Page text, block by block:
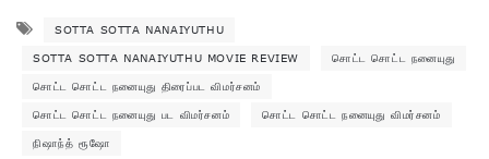
SOTTA SOTTA NANAIYUTHU
SOTTA SOTTA NANAIYUTHU MOVIE REVIEW சொட்ட சொட்ட நனையுது
சொட்ட சொட்ட நனையுது திரைப்பட விமர்சனம்
சொட்ட சொட்ட நனையுது பட விமர்சனம் சொட்ட சொட்ட நனையுது விமர்சனம்
நிஷாந்த் ரூஷோ